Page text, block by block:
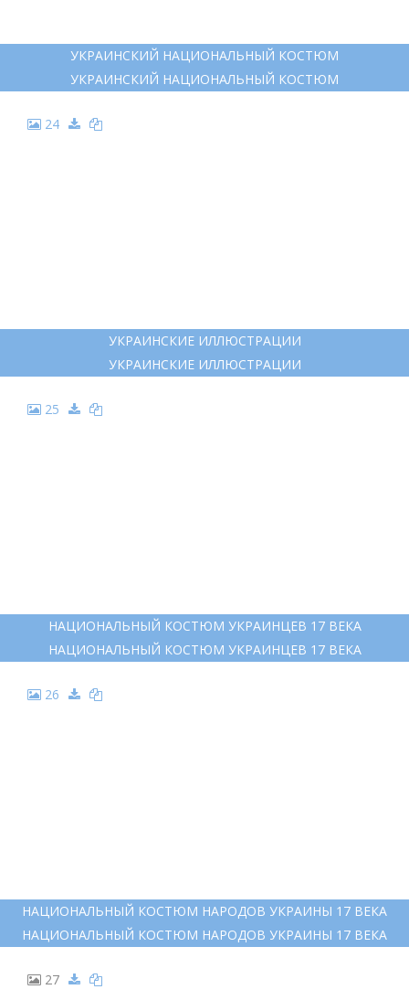
УКРАИНСКИЙ НАЦИОНАЛЬНЫЙ КОСТЮМ
УКРАИНСКИЙ НАЦИОНАЛЬНЫЙ КОСТЮМ
24
УКРАИНСКИЕ ИЛЛЮСТРАЦИИ
УКРАИНСКИЕ ИЛЛЮСТРАЦИИ
25
НАЦИОНАЛЬНЫЙ КОСТЮМ УКРАИНЦЕВ 17 ВЕКА
НАЦИОНАЛЬНЫЙ КОСТЮМ УКРАИНЦЕВ 17 ВЕКА
26
НАЦИОНАЛЬНЫЙ КОСТЮМ НАРОДОВ УКРАИНЫ 17 ВЕКА
НАЦИОНАЛЬНЫЙ КОСТЮМ НАРОДОВ УКРАИНЫ 17 ВЕКА
27